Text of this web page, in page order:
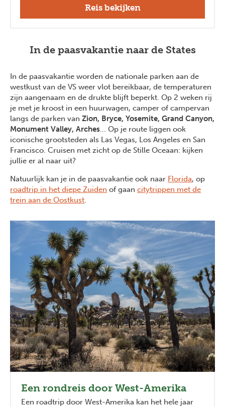
Reis bekijken
In de paasvakantie naar de States
In de paasvakantie worden de nationale parken aan de
westkust van de VS weer vlot bereikbaar, de temperaturen
zijn aangenaam en de drukte blijft beperkt. Op 2 weken rij
je met je kroost in een huurwagen, camper of campervan
langs de parken van Zion, Bryce, Yosemite, Grand Canyon,
Monument Valley, Arches… Op je route liggen ook
iconische grootsteden als Las Vegas, Los Angeles en San
Francisco. Cruisen met zicht op de Stille Oceaan: kijken
jullie er al naar uit?
Natuurlijk kan je in de paasvakantie ook naar Florida, op
roadtrip in het diepe Zuiden of gaan citytrippen met de
trein aan de Oostkust.
Een rondreis door West-Amerika
Een roadtrip door West-Amerika kan het hele jaar